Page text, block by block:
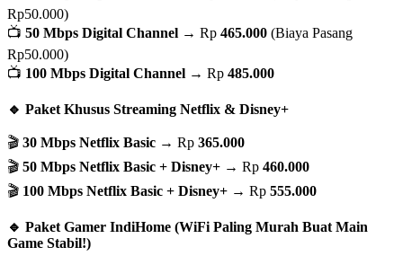
Rp50.000)
📺 50 Mbps Digital Channel → Rp 465.000 (Biaya Pasang
Rp50.000)
📺 100 Mbps Digital Channel → Rp 485.000
🔹 Paket Khusus Streaming Netflix & Disney+
🎬 30 Mbps Netflix Basic → Rp 365.000
🎬 50 Mbps Netflix Basic + Disney+ → Rp 460.000
🎬 100 Mbps Netflix Basic + Disney+ → Rp 555.000
🔹 Paket Gamer IndiHome (WiFi Paling Murah Buat Main
Game Stabil!)